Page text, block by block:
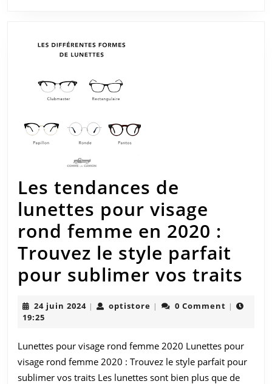
Les tendances de
lunettes pour visage
rond femme en 2020 :
Trouvez le style parfait
pour sublimer vos traits
24 juin 202424| optistore optistore
| 0 Comment |
19:25
Lunettes pour visage rond femme 2020 Lunettes pour
visage rond femme 2020 : Trouvez le style parfait pour
sublimer vos traits Les lunettes sont bien plus que de